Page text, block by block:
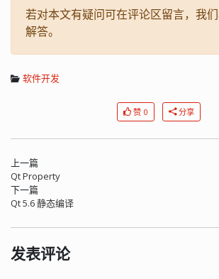
若对本文有疑问可在评论区留言，我
解答。
软件开发
赞 0 分享
上一篇
Qt Property
下一篇
Qt 5.6 静态编译
发表评论